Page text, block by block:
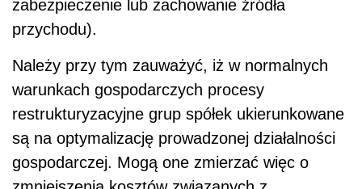
zabezpieczenie lub zachowanie źródła
przychodu).
Należy przy tym zauważyć, iż w normalnych
warunkach gospodarczych procesy
restrukturyzacyjne grup spółek ukierunkowane
są na optymalizację prowadzonej działalności
gospodarczej. Mogą one zmierzać więc o